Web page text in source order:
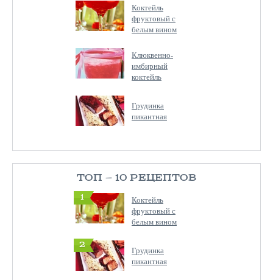
Коктейль
фруктовый с
белым вином
Клюквенно-
имбирный
коктейль
Грудинка
пикантная
ТОП — 10 РЕЦЕПТОВ
1
Коктейль
фруктовый с
белым вином
2
Грудинка
пикантная